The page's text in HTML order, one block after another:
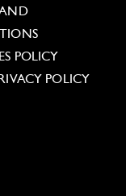
AND
POLICY
POLICY